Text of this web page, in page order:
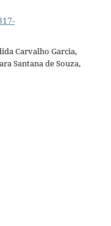
Carvalho Garcia,
Santana de Souza,